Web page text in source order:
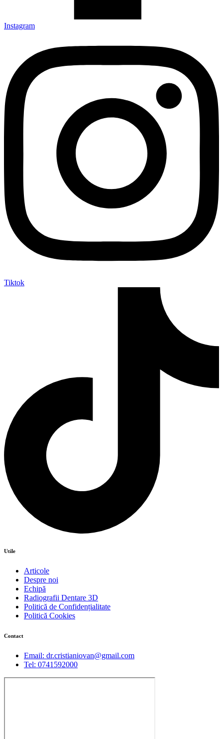
Instagram
Tiktok
Utile
Articole
Despre noi
Echipă
Radiografii Dentare 3D
Politică de Confidențialitate
Politică Cookies
Contact
Email: dr.cristianiovan@gmail.com
Tel: 0741592000